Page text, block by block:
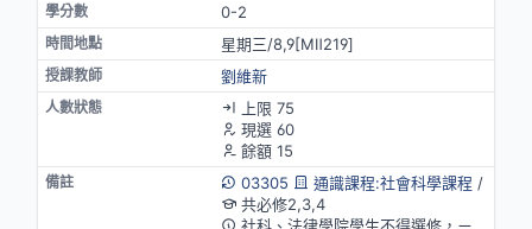
0-2
星期三/8,9[MⅡ219]
劉維新
上限 75
現選 60
餘額 15
03305
通識課程:社會科學課程 /
共必修2,3,4